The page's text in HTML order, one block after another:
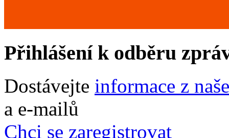
Přihlášení k odběru
Dostávejte informace z
a e-mailů
Chci se zaregistrovat